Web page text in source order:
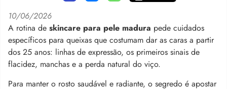
10/06/2026
A rotina de skincare para pele madura pede cuidados
específicos para queixas que costumam dar as caras a partir
dos 25 anos: linhas de expressão, os primeiros sinais de
flacidez, manchas e a perda natural do viço.
Para manter o rosto saudável e radiante, o segredo é apostar